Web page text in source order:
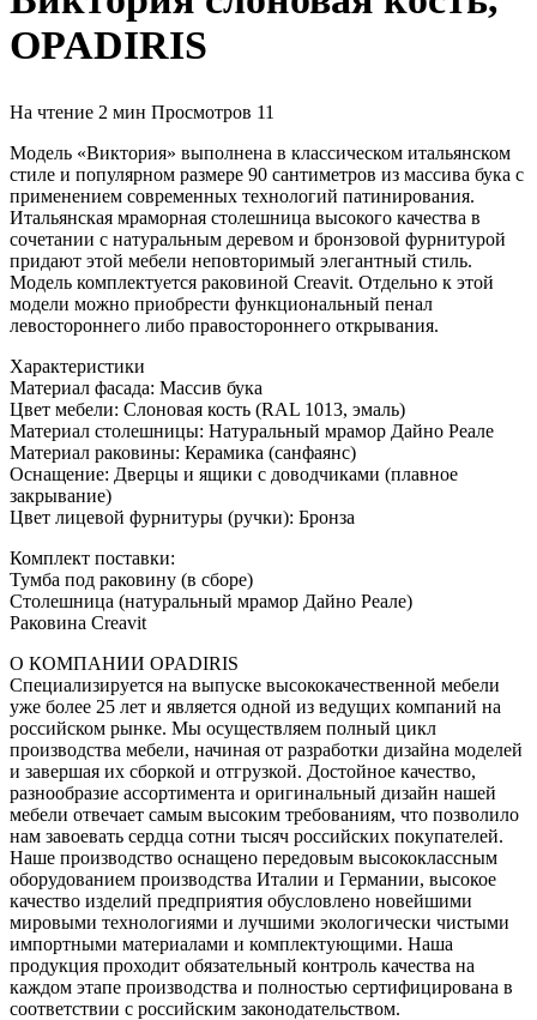
OPADIRIS
На чтение 2 мин Просмотров 11
Модель «Виктория» выполнена в классическом итальянском
стиле и популярном размере 90 сантиметров из массива бука с
применением современных технологий патинирования.
Итальянская мраморная столешница высокого качества в
сочетании с натуральным деревом и бронзовой фурнитурой
придают этой мебели неповторимый элегантный стиль.
Модель комплектуется раковиной Creavit. Отдельно к этой
модели можно приобрести функциональный пенал
левостороннего либо правостороннего открывания.
Характеристики
Материал фасада: Массив бука
Цвет мебели: Слоновая кость (RAL 1013, эмаль)
Материал столешницы: Натуральный мрамор Дайно Реале
Материал раковины: Керамика (санфаянс)
Оснащение: Дверцы и ящики с доводчиками (плавное
закрывание)
Цвет лицевой фурнитуры (ручки): Бронза
Комплект поставки:
Тумба под раковину (в сборе)
Столешница (натуральный мрамор Дайно Реале)
Раковина Creavit
О КОМПАНИИ OPADIRIS
Специализируется на выпуске высококачественной мебели
уже более 25 лет и является одной из ведущих компаний на
российском рынке. Мы осуществляем полный цикл
производства мебели, начиная от разработки дизайна моделей
и завершая их сборкой и отгрузкой. Достойное качество,
разнообразие ассортимента и оригинальный дизайн нашей
мебели отвечает самым высоким требованиям, что позволило
нам завоевать сердца сотни тысяч российских покупателей.
Наше производство оснащено передовым высококлассным
оборудованием производства Италии и Германии, высокое
качество изделий предприятия обусловлено новейшими
мировыми технологиями и лучшими экологически чистыми
импортными материалами и комплектующими. Наша
продукция проходит обязательный контроль качества на
каждом этапе производства и полностью сертифицирована в
соответствии с российским законодательством.